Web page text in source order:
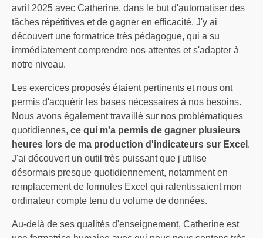
avril 2025 avec Catherine, dans le but d'automatiser des
tâches répétitives et de gagner en efficacité. J'y ai
découvert une formatrice très pédagogue, qui a su
immédiatement comprendre nos attentes et s'adapter à
notre niveau.
Les exercices proposés étaient pertinents et nous ont
permis d'acquérir les bases nécessaires à nos besoins.
Nous avons également travaillé sur nos problématiques
quotidiennes, ce qui m'a permis de gagner plusieurs
heures lors de ma production d'indicateurs sur Excel .
J'ai découvert un outil très puissant que j'utilise
désormais presque quotidiennement, notamment en
remplacement de formules Excel qui ralentissaient mon
ordinateur compte tenu du volume de données.
Au-delà de ses qualités d'enseignement, Catherine est